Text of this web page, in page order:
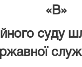
«В»
суду